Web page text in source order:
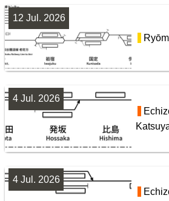
Tobu Railway
阪急電鉄・阪神電気鉄道配
楽天市場 書泉 メロンブッ
東武鉄道配線略図
12 Jul. 2026
4 Jul. 2026
4 Jul. 2026